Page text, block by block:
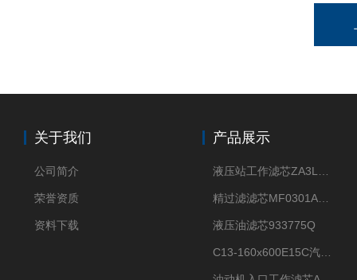
关于我们
公司简介
荣誉资质
资料下载
产品展示
液压油滤芯933775Q